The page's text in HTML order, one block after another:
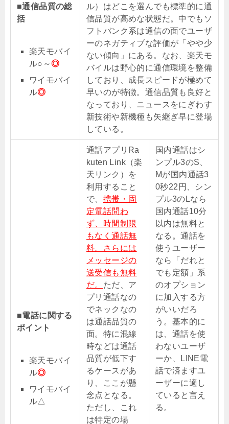
■通信品質の総
括
楽天モバイ
ル○～◎
ワイモバイ
ル◎
ル）はどこを選んでも標準的に通
信品質が高めな状態だ。中でもソ
フトバンク系は通信の面でユーザ
ーのネガティブな評価が「やや少
ない傾向」にある。なお、楽天モ
バイルは野心的に通信環境を整備
しており、成長スピードが極めて
早いのが特徴。通信品質も良好と
なっており、ニュースをにぎわす
新技術や新機種も矢継ぎ早に登場
している。
■電話に関する
ポイント
楽天モバイ
ル◎
ワイモバイ
ル△
通話アプリRa
kuten Link（楽
天リンク）を
利用すること
で、 携帯・固
定電話問わ
ず、時間制限
もなく通話無
料。さらには
メッセージの
送受信も無料
だ。 ただ、ア
プリ通話なの
でネックなの
は通話品質の
面。特に混線
時などは通話
品質が低下す
るケースがあ
り、ここが懸
念点となる。
ただし、これ
は特定の場
国内通話はシ
ンプル3のS、
Mが国内通話3
0秒22円、シン
プル3のLなら
国内通話10分
以内は無料と
なる。通話を
使うユーザー
なら「だれと
でも定額」系
のオプション
に加入する方
がいいだろ
う。基本的に
は、通話を使
わないユーザ
ーか、LINE電
話で済ますユ
ーザーに適し
ていると言え
る。